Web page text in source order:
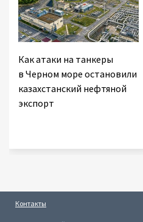
Как атаки на танкеры
в Черном море остановили
казахстанский нефтяной
экспорт
Контакты